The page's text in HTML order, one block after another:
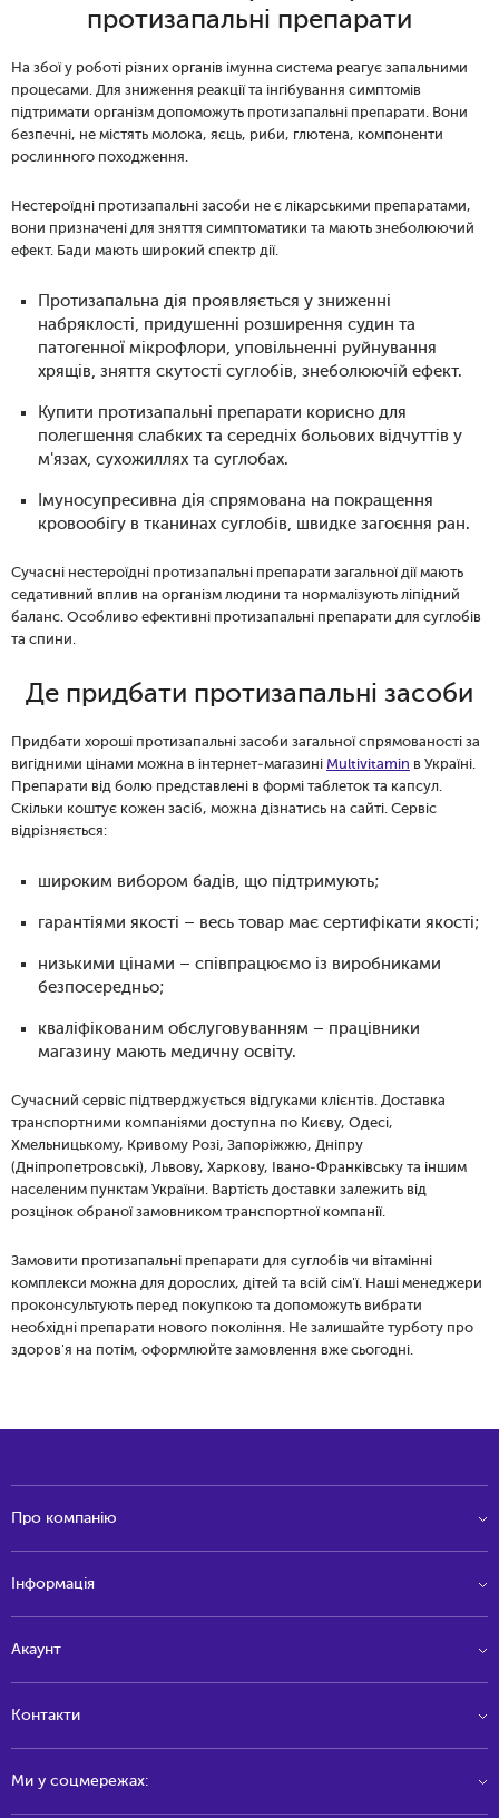
протизапальні препарати
На збої у роботі різних органів імунна система реагує запальними
процесами. Для зниження реакції та інгібування симптомів
підтримати організм допоможуть протизапальні препарати. Вони
безпечні, не містять молока, яєць, риби, глютена, компоненти
рослинного походження.
Нестероїдні протизапальні засоби не є лікарськими препаратами,
вони призначені для зняття симптоматики та мають знеболюючий
ефект. Бади мають широкий спектр дії.
Протизапальна дія проявляється у зниженні
набряклості, придушенні розширення судин та
патогенної мікрофлори, уповільненні руйнування
хрящів, зняття скутості суглобів, знеболюючій ефект.
Купити протизапальні препарати корисно для
полегшення слабких та середніх больових відчуттів у
м'язах, сухожиллях та суглобах.
Імуносупресивна дія спрямована на покращення
кровообігу в тканинах суглобів, швидке загоєння ран.
Сучасні нестероїдні протизапальні препарати загальної дії мають
седативний вплив на організм людини та нормалізують ліпідний
баланс. Особливо ефективні протизапальні препарати для суглобів
та спини.
Де придбати протизапальні засоби
Придбати хороші протизапальні засоби загальної спрямованості за
вигідними цінами можна в інтернет-магазині Multivitamin в Україні.
Препарати від болю представлені в формі таблеток та капсул.
Скільки коштує кожен засіб, можна дізнатись на сайті. Сервіс
відрізняється:
широким вибором бадів, що підтримують;
гарантіями якості – весь товар має сертифікати якості;
низькими цінами – співпрацюємо із виробниками
безпосередньо;
кваліфікованим обслуговуванням – працівники
магазину мають медичну освіту.
Сучасний сервіс підтверджується відгуками клієнтів. Доставка
транспортними компаніями доступна по Києву, Одесі,
Хмельницькому, Кривому Розі, Запоріжжю, Дніпру
(Дніпропетровські), Львову, Харкову, Івано-Франківську та іншим
населеним пунктам України. Вартість доставки залежить від
розцінок обраної замовником транспортної компанії.
Замовити протизапальні препарати для суглобів чи вітамінні
комплекси можна для дорослих, дітей та всій сім'ї. Наші менеджери
проконсультують перед покупкою та допоможуть вибрати
необхідні препарати нового покоління. Не залишайте турботу про
здоров'я на потім, оформлюйте замовлення вже сьогодні.
Про компанію
Інформація
Акаунт
Контакти
Ми у соцмережах: